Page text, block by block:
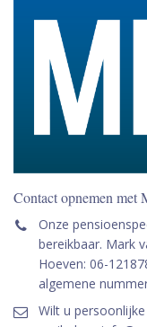
Contact opnemen met
Onze
bereikbaar. Mark
Hoeven: 06-
algemene
Wilt u